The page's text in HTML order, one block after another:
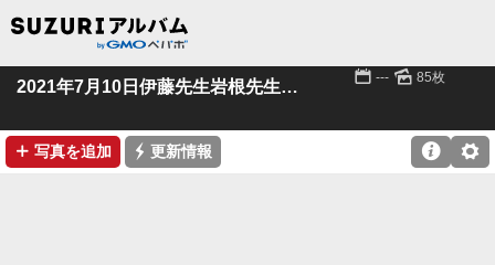
2021年7月10日伊藤先生岩根先生指導対局 📅 --- 🌄 85枚
➕ 写真を追加 ⚡ 更新情報 ⚙
